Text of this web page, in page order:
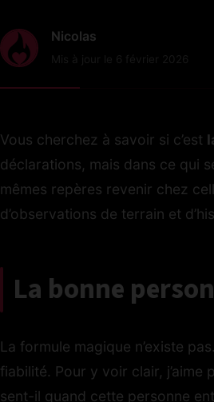
Nicolas
Vous cherchez à savoir si c’est
déclarations, mais dans ce qui
mêmes repères revenir chez
d’observations de terrain et
La bonne
La formule magique n’existe
fiabilité. Pour y voir clair, j’aime
sent-il quand cette personne